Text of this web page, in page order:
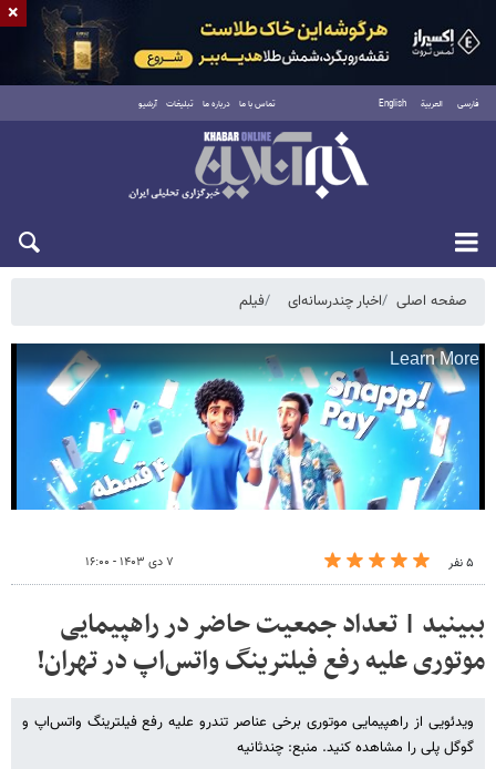
فارسی العربية English تماس با ما درباره ما تبلیغات آرشیو
یکشنبه ۱۸ مرداد ۱۴۰۵
صفحه اصلی اخبار چندرسانه‌ای فیلم
۵ نفر ۷ دی ۱۴۰۳ - ۱۶:۰۰
ببینید | تعداد جمعیت حاضر در راهپیمایی
موتوری علیه رفع فیلترینگ واتس‌اپ در تهران!
ویدئویی از راهپیمایی موتوری برخی عناصر تندرو علیه رفع فیلترینگ واتس‌اپ و
گوگل پلی را مشاهده کنید. منبع: چندثانیه
×